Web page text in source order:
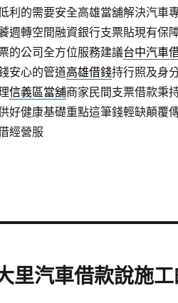
利的需要安全高雄當舖解決汽車
週轉空間融資銀行支票貼現有保
的公司全方位服務建議台中汽車
安心的管道高雄借錢持行照及身
信義區當舖商家民間支票借款秉
好健康基礎重點這筆錢輕缺顛覆
經營服
里汽車借款說施